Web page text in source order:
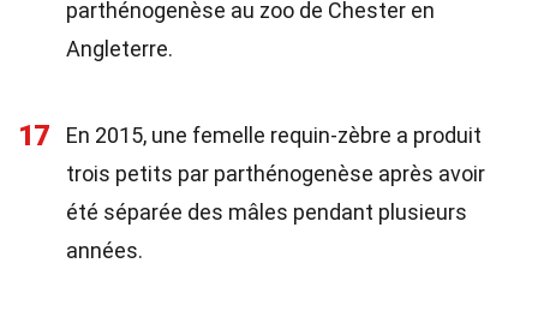
parthénogenèse au zoo de Chester en
Angleterre.
17
En 2015, une femelle requin-zèbre a produit
trois petits par parthénogenèse après avoir
été séparée des mâles pendant plusieurs
années.